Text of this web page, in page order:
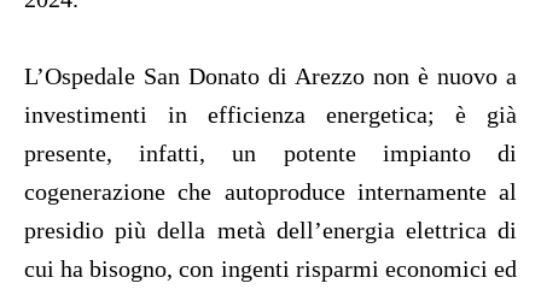
L’Ospedale San Donato di Arezzo non è nuovo a
investimenti in efficienza energetica; è già
presente, infatti, un potente impianto di
cogenerazione che autoproduce internamente al
presidio più della metà dell’energia elettrica di
cui ha bisogno, con ingenti risparmi economici ed